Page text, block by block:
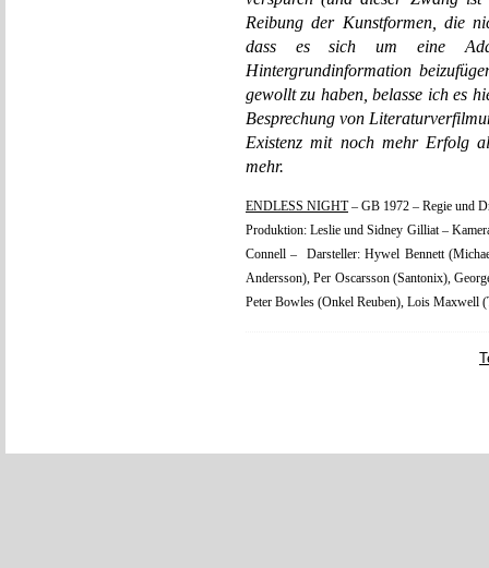
Reibung der Kunstformen, die
dass es sich um eine
Hintergrundinformation
gewollt zu haben, belasse ich es
Besprechung von
Existenz mit noch mehr Erfolg
mehr.
ENDLESS NIGHT– GB 1972 – Regie und
Produktion: Leslie und Sidney Gilliat –
Connell – Darsteller: Hywel Bennett
Andersson), Per Oscarsson (Santonix),
Peter Bowles (Onkel Reuben), Lois Maxwell